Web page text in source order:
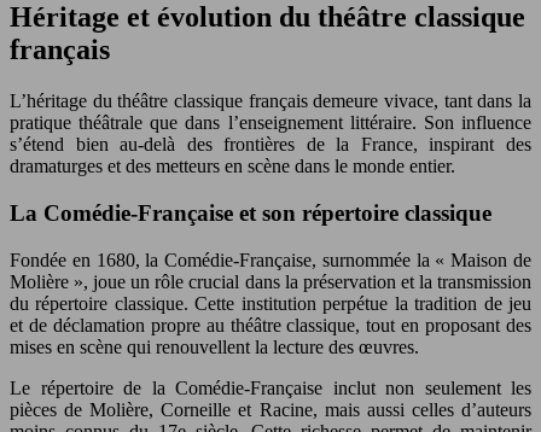
Héritage et évolution du théâtre classique
français
L’héritage du théâtre classique français demeure vivace, tant dans la
pratique théâtrale que dans l’enseignement littéraire. Son influence
s’étend bien au-delà des frontières de la France, inspirant des
dramaturges et des metteurs en scène dans le monde entier.
La Comédie-Française et son répertoire classique
Fondée en 1680, la Comédie-Française, surnommée la « Maison de
Molière », joue un rôle crucial dans la préservation et la transmission
du répertoire classique. Cette institution perpétue la tradition de jeu
et de déclamation propre au théâtre classique, tout en proposant des
mises en scène qui renouvellent la lecture des œuvres.
Le répertoire de la Comédie-Française inclut non seulement les
pièces de Molière, Corneille et Racine, mais aussi celles d’auteurs